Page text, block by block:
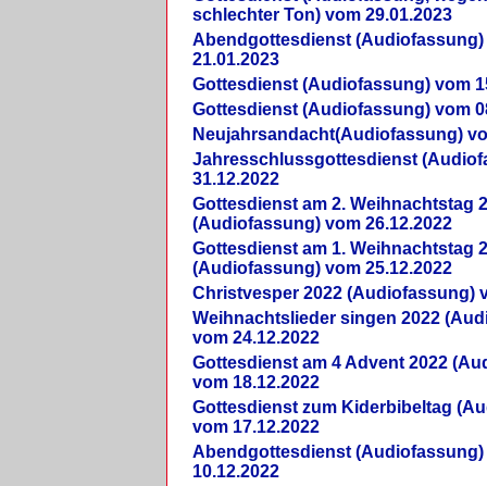
schlechter Ton) vom 29.01.2023
Abendgottesdienst (Audiofassung)
21.01.2023
Gottesdienst (Audiofassung) vom
Gottesdienst (Audiofassung) vom
Neujahrsandacht(Audiofassung)
Jahresschlussgottesdienst
31.12.2022
Gottesdienst am 2. Weihnachtstag
(Audiofassung) vom 26.12.2022
Gottesdienst am 1. Weihnachtstag
(Audiofassung) vom 25.12.2022
Christvesper 2022 (Audiofassung)
Weihnachtslieder singen 2022
vom 24.12.2022
Gottesdienst am 4 Advent 2022
vom 18.12.2022
Gottesdienst zum Kiderbibeltag
vom 17.12.2022
Abendgottesdienst (Audiofassung)
10.12.2022